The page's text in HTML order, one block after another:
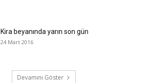
Kira beyanında yarın son gün
24 Mart 2016
Devamını Göster